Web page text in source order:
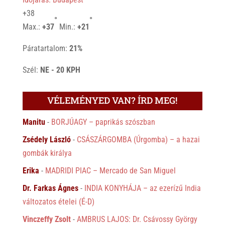
+38
Max.: +37
°
Min.: +21
°
Páratartalom: 21%
Szél: NE - 20 KPH
VÉLEMÉNYED VAN? ÍRD MEG!
Manitu- BORJÚAGY – paprikás szószban
Zsédely László- CSÁSZÁRGOMBA (Úrgomba) – a hazai
gombák királya
Erika - MADRIDI PIAC – Mercado de San Miguel
Dr. Farkas Ágnes- INDIA KONYHÁJA – az ezerízű India
változatos ételei (É-D)
Vinczeffy Zsolt- AMBRUS LAJOS: Dr. Csávossy György